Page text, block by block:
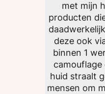
met mijn
producten
deze ook
binnen 1
camouflage
huid straalt
mensen om